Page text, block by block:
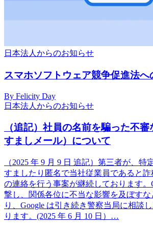
日本法人からのお知らせ
スマホソフトウェア競争促進法へ
By Felicity Day
日本法人からのお知らせ
（追記）社員の名前を騙った不
すましメール）について
（2025 年 9 月 9 日 追記）第三者が、特
すましたり匿名で当社従業員であると
の連絡を行う事案が継続しております。
撃し、関係各位に不当な影響を及ぼす
り、Google は引き続き警察当局に相談
ります。(2025 年 6 月 10 日）…